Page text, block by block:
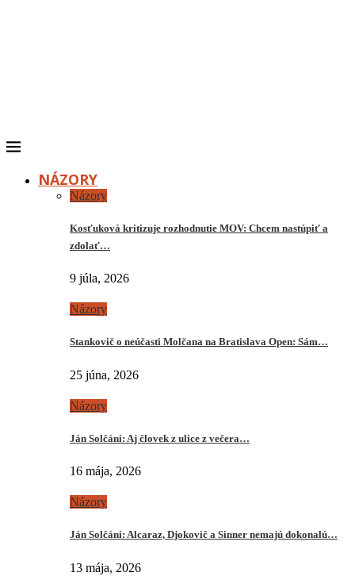
NÁZORY
Názory
Kosťuková kritizuje rozhodnutie MOV: Chcem nastúpiť a
zdolať…
9 júla, 2026
Názory
Stankovič o neúčasti Molčana na Bratislava Open: Sám…
25 júna, 2026
Názory
Ján Solčáni: Aj človek z ulice z večera…
16 mája, 2026
Názory
Ján Solčáni: Alcaraz, Djokovič a Sinner nemajú dokonalú…
13 mája, 2026